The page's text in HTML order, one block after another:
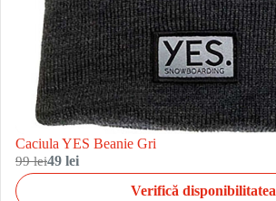
Caciula YES Beanie Gri
99 lei49 lei
Verifică disponibilitatea